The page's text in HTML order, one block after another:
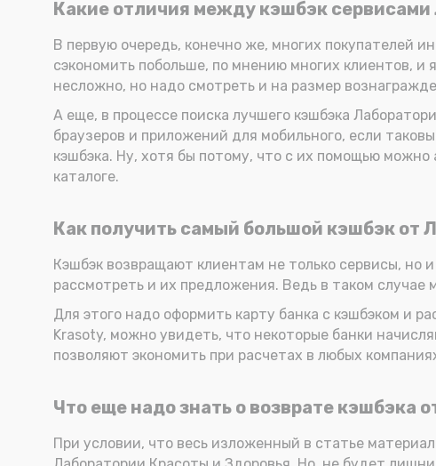
Какие отличия между кэшбэк
В первую очередь, конечно же, многих покупателей
сэкономить побольше, по мнению многих клиентов,
несложно, но надо смотреть и на размер
А еще, в процессе поиска лучшего кэшбэка
браузеров и приложений для мобильного, если
кэшбэка. Ну, хотя бы потому, что с их помощью
каталоге.
Как получить самый большой кэшбэк от
Кэшбэк возвращают клиентам не только сервисы, но
рассмотреть и их предложения. Ведь в таком
Для этого надо оформить карту банка с кэшбэком и
Krasoty, можно увидеть, что некоторые банки
позволяют экономить при расчетах в любых
Что еще надо знать о возврате кэшбэка
При условии, что весь изложенный в статье